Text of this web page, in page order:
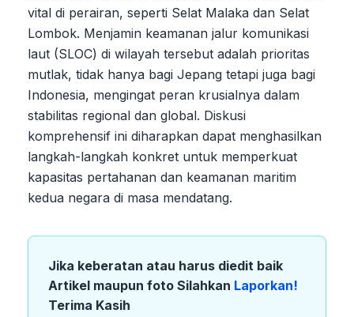
vital di perairan, seperti Selat Malaka dan Selat
Lombok. Menjamin keamanan jalur komunikasi
laut (SLOC) di wilayah tersebut adalah prioritas
mutlak, tidak hanya bagi Jepang tetapi juga bagi
Indonesia, mengingat peran krusialnya dalam
stabilitas regional dan global. Diskusi
komprehensif ini diharapkan dapat menghasilkan
langkah-langkah konkret untuk memperkuat
kapasitas pertahanan dan keamanan maritim
kedua negara di masa mendatang.
Jika keberatan atau harus diedit baik
Artikel maupun foto Silahkan Laporkan!
Terima Kasih